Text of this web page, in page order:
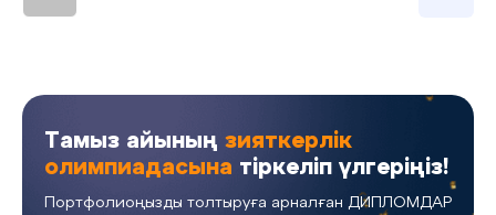
Тамыз айының зияткерлік
олимпиадасына тіркеліп үлгеріңіз!
Портфолиоңызды толтыруға арналған ДИПЛОМДАР